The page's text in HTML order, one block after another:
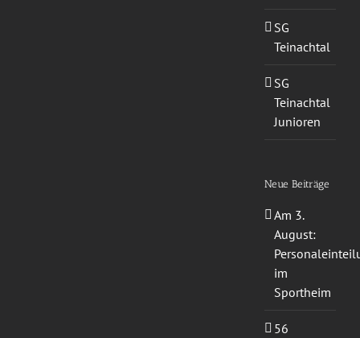
SG
Teinachtal
SG
Teinachtal
Junioren
Neue Beiträge
Am 3.
August:
im
Sportheim
56